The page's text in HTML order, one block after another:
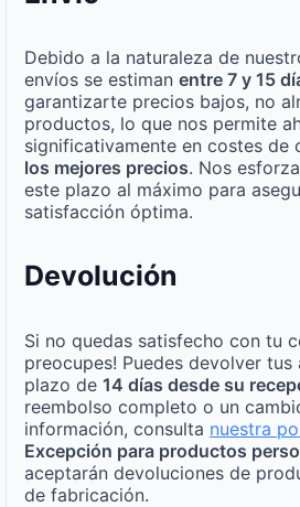
Debido a la naturaleza de
envíos se estiman entre 7 y 15
garantizarte precios bajos, no
productos, lo que nos permite
significativamente en costes de
los mejores precios. Nos
este plazo al máximo para
satisfacción óptima.
Devolución
Si no quedas satisfecho con tu
preocupes! Puedes devolver
plazo de 14 días desde su
reembolso completo o un
información, consulta nuestra
Excepción para productos
aceptarán devoluciones de
de fabricación.